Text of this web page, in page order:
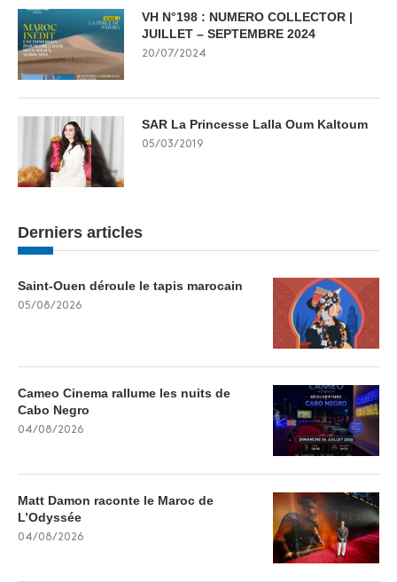
VH N°198 : NUMERO COLLECTOR |
JUILLET – SEPTEMBRE 2024
20/07/2024
SAR La Princesse Lalla Oum Kaltoum
05/03/2019
Derniers articles
Saint-Ouen déroule le tapis marocain
05/08/2026
Cameo Cinema rallume les nuits de
Cabo Negro
04/08/2026
Matt Damon raconte le Maroc de
L’Odyssée
04/08/2026